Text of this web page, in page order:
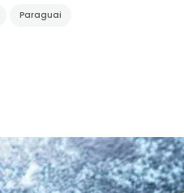
Paraguai